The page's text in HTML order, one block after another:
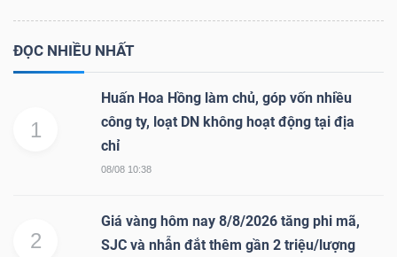
ĐỌC NHIỀU NHẤT
1
Huấn Hoa Hồng làm chủ, góp vốn nhiều
công ty, loạt DN không hoạt động tại địa
chỉ
08/08 10:38
2
Giá vàng hôm nay 8/8/2026 tăng phi mã,
SJC và nhẫn đắt thêm gần 2 triệu/lượng